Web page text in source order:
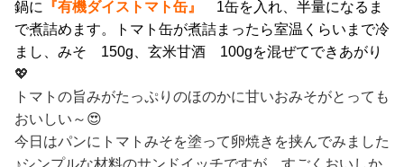
鍋に 『有機ダイストマト缶』
1缶を入れ、半量になるま
で煮詰めます。トマト缶が煮詰まったら室温くらいまで冷
まし、みそ 150g、玄米甘酒 100gを混ぜてできあがり
💖
トマトの旨みがたっぷりのほのかに甘いおみそがとっても
おいしい～😍
今日はパンにトマトみそを塗って卵焼きを挟んでみました